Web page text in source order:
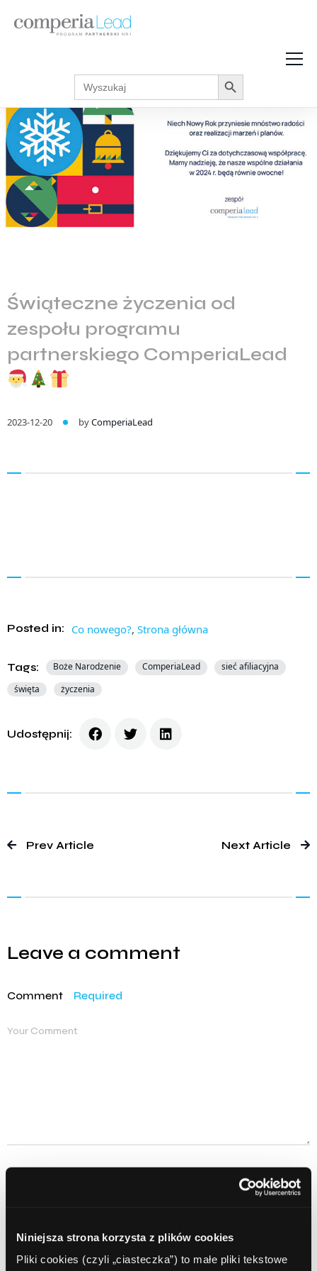
Niniejsza strona korzysta z plików cookies
Pliki cookies (czyli „ciasteczka”) to małe pliki tekstowe
Strefa Wiedzy
Podcasty
Zarabiaj w internecie
Akcje promocyjne
Regulaminy
Search
for:
Search Button
Świąteczne życzenia od
zespołu programu
partnerskiego ComperiaLead
2023-12-20 byComperiaLead
Posted in: Co nowego?, Strona główna
Tags: Boże Narodzenie ComperiaLead
sieć afiliacyjna
święta
życzenia
Udostępnij:
Prev Article Next Article
Leave a comment
Comment Required
Email Required